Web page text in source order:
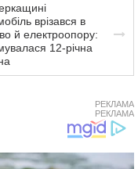
врізався в
й електроопору:
12-річна
РЕКЛАМА
РЕКЛАМА